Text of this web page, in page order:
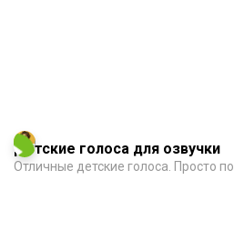
Детские голоса для озвучки
Отличные детские голоса. Просто